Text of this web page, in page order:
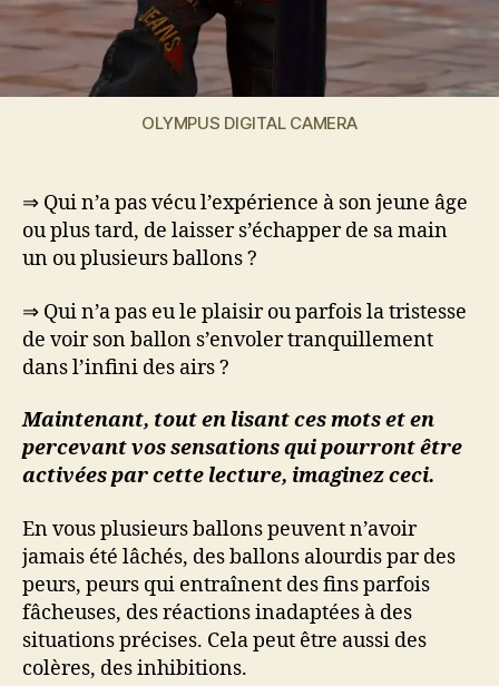
OLYMPUS DIGITAL CAMERA
⇒ Qui n’a pas vécu l’expérience à son jeune âge
ou plus tard, de laisser s’échapper de sa main
un ou plusieurs ballons ?
⇒ Qui n’a pas eu le plaisir ou parfois la tristesse
de voir son ballon s’envoler tranquillement
dans l’infini des airs ?
Maintenant, tout en lisant ces mots et en
percevant vos sensations qui pourront être
activées par cette lecture, imaginez ceci.
En vous plusieurs ballons peuvent n’avoir
jamais été lâchés, des ballons alourdis par des
peurs, peurs qui entraînent des fins parfois
fâcheuses, des réactions inadaptées à des
situations précises. Cela peut être aussi des
colères, des inhibitions.